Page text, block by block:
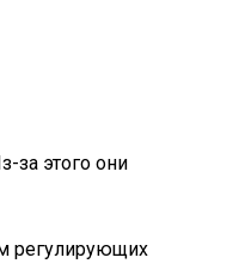
за этого они
регулирующих